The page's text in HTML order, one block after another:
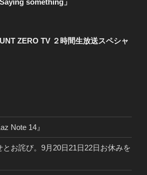
something」
ZERO TV ２時間生放送スペシャ
Note 14』
お詫び。9月20日21日22日お休みを